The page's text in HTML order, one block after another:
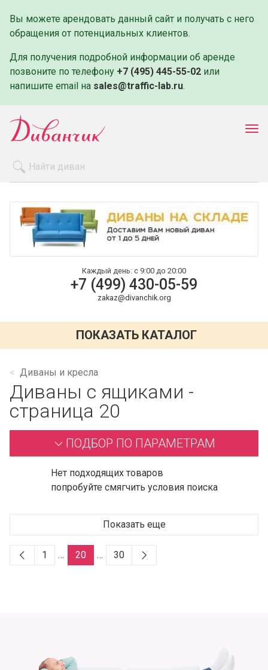
Вы можете арендовать данный сайт и получать с него
обращения от потенциальных клиентов.
Для получения подробной информации об аренде
позвоните по телефону +7 (495) 445-55-02 или
напишите email на sales@traffic-lab.ru.
Оплата и доставка
Контакты
Каждый день: с 9:00 до 20:00
+7 (499) 430-05-59
zakaz@divanchik.org
ПОКАЗАТЬ КАТАЛОГ
Диваны и кресла
Диваны с ящиками -
страница 20
ПОДБОР ПО ПАРАМЕТРАМ
Нет подходящих товаров
попробуйте смягчить условия поиска
Показать еще
1 … 20 … 30